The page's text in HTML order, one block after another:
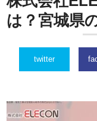
は？宮城県
twitter